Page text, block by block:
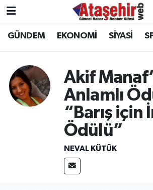
GÜNDEM EKONOMİ SİYASİ
Akif
Anlamlı
“Barış için
Ödülü”
NEVAL KÜTÜK
Hava Durumu
Trafik Durumu
Süper Lig Puan Durumu ve
Tüm Manşetler
Haber Arşivi